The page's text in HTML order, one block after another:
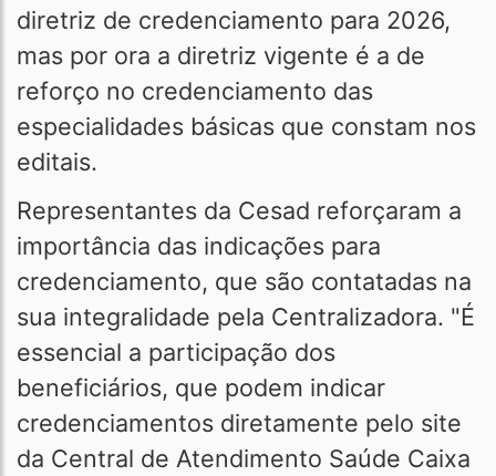
diretriz de credenciamento para 2026,
mas por ora a diretriz vigente é a de
reforço no credenciamento das
especialidades básicas que constam nos
editais.
Representantes da Cesad reforçaram a
importância das indicações para
credenciamento, que são contatadas na
sua integralidade pela Centralizadora. "É
essencial a participação dos
beneficiários, que podem indicar
credenciamentos diretamente pelo site
da Central de Atendimento Saúde Caixa